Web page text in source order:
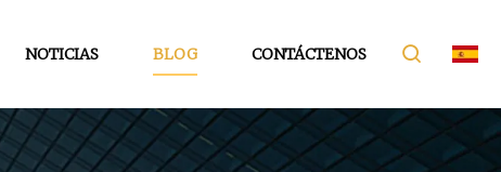
NOTICIAS BLOG CONTÁCTENOS